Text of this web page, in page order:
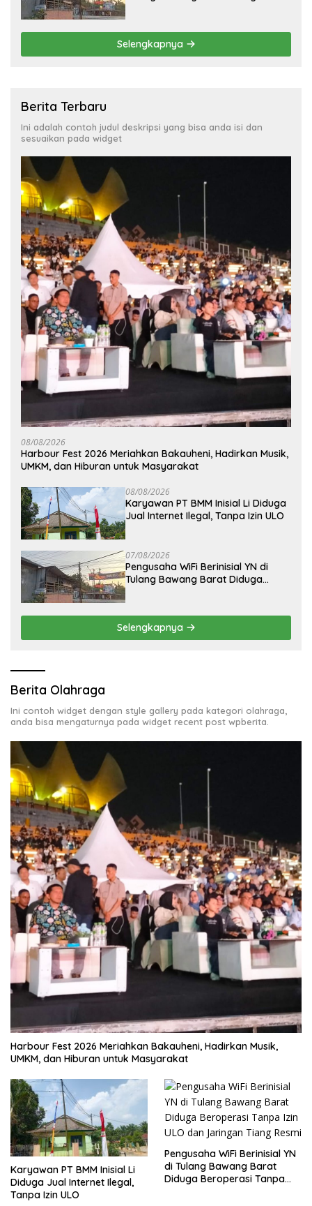
Selengkapnya
Berita Terbaru
Ini adalah contoh judul deskripsi yang bisa anda isi dan
sesuaikan pada widget
08/08/2026
Harbour Fest 2026 Meriahkan Bakauheni, Hadirkan Musik,
UMKM, dan Hiburan untuk Masyarakat
08/08/2026
Karyawan PT BMM Inisial Li Diduga
Jual Internet Ilegal, Tanpa Izin ULO
07/08/2026
Pengusaha WiFi Berinisial YN di
Tulang Bawang Barat Diduga
Selengkapnya
Berita Olahraga
Ini contoh widget dengan style gallery pada kategori olahraga,
anda bisa mengaturnya pada widget recent post wpberita.
Harbour Fest 2026 Meriahkan Bakauheni, Hadirkan Musik,
UMKM, dan Hiburan untuk Masyarakat
Karyawan PT BMM Inisial Li
Diduga Jual Internet Ilegal,
Tanpa Izin ULO
Pengusaha WiFi Berinisial YN
di Tulang Bawang Barat
Diduga Beroperasi Tanpa